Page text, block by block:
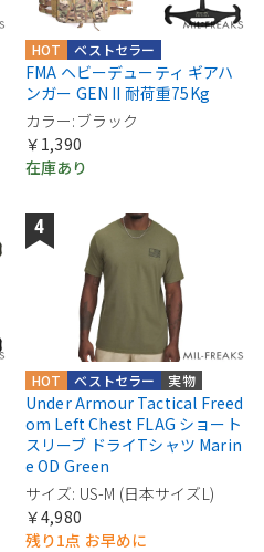
ベストセラー
HOT
FMA ヘビーデューティ ギアハ
ンガー GEN II 耐荷重75Kg
カラー:ブラック
￥1,390
在庫あり
実物
ベストセラー
HOT
Under Armour Tactical Freed
om Left Chest FLAG ショート
スリーブ ドライTシャツ Marin
e OD Green
サイズ: US-M (日本サイズL)
￥4,980
残り1点 お早めに